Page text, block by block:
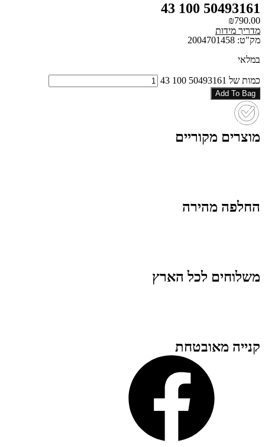
50493161 100 43
₪790.00
מדריך מידות
מק"ט: 2004701458
במלאי
כמות של 50493161 100 43
Add To Bag
מוצרים מקוריים
החלפה מהירה
משלוחים לכל הארץ
קנייה מאובטחת